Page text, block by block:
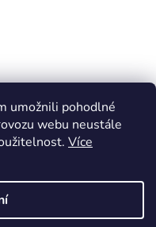
umožnili pohodlné
webu neustále
Více
X-VISION